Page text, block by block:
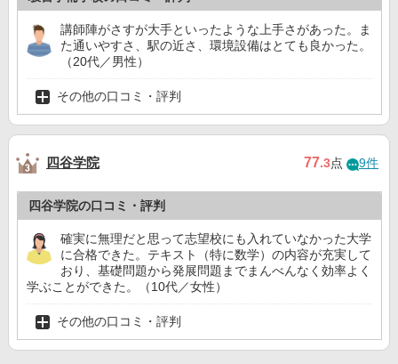
講師陣がさすが大手といったような上手さがあった。ま
た通いやすさ、駅の近さ、環境設備はとても良かった。
（20代／男性）
その他の口コミ・評判
四谷学院 77.3点 9件
四谷学院の口コミ・評判
確実に無理だと思って志望校にも入れていなかった大学
に合格できた。テキスト（特に数学）の内容が充実して
おり、基礎問題から発展問題までまんべんなく効率よく
学ぶことができた。（10代／女性）
その他の口コミ・評判